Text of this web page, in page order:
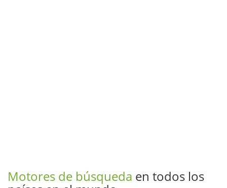
Motores de búsqueda en todos los